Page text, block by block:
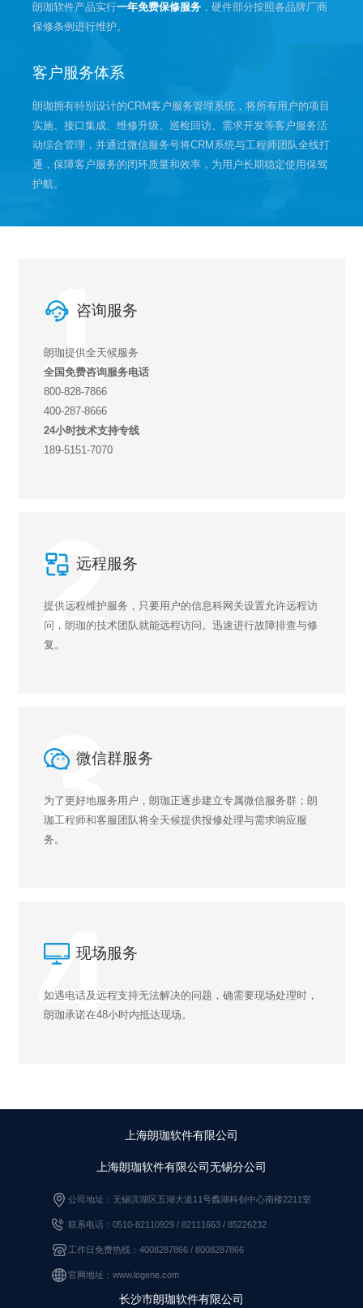
朗珈软件产品实行一年免费保修服务 ，硬件部分按照各品牌厂商
保修条例进行维护。
客户服务体系
朗珈拥有特别设计的CRM客户服务管理系统，将所有用户的项目
实施、接口集成、维修升级、巡检回访、需求开发等客户服务活
动综合管理，并通过微信服务号将CRM系统与工程师团队全线打
通，保障客户服务的闭环质量和效率，为用户长期稳定使用保驾
护航。
1
咨询服务
朗珈提供全天候服务
全国免费咨询服务电话
800-828-7866
400-287-8666
24小时技术支持专线
189-5151-7070
2
远程服务
提供远程维护服务，只要用户的信息科网关设置允许远程访
问，朗珈的技术团队就能远程访问。迅速进行故障排查与修
复。
3微信群服务
为了更好地服务用户，朗珈正逐步建立专属微信服务群；朗
珈工程师和客服团队将全天候提供报修处理与需求响应服
务。
4
现场服务
如遇电话及远程支持无法解决的问题，确需要现场处理时，
朗珈承诺在48小时内抵达现场。
上海朗珈软件有限公司
上海朗珈软件有限公司无锡分公司
公司地址：无锡滨湖区五湖大道11号蠡湖科创中心南楼2211室
联系电话：0510-82110929 / 82111663 / 85226232
工作日免费热线：4008287866 / 8008287866
官网地址：www.logene.com
长沙市朗珈软件有限公司